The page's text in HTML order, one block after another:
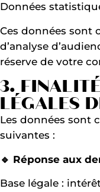
Données
Ces données sont
d’analyse
réserve de votre
3.
LÉGALES
Les données sont
suivantes :
🔹 Réponse aux
Base légale :